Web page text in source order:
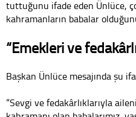
tuttuğunu ifade eden Ünlüce,
kahramanların babalar
“Emekleri ve
Başkan Ünlüce mesajında şu
“Sevgi ve fedakârlıklarıyla